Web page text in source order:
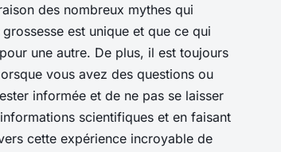
des nombreux mythes qui
est unique et que ce qui
une autre. De plus, il est toujours
vous avez des questions ou
informée et de ne pas se laisser
scientifiques et en faisant
cette expérience incroyable de